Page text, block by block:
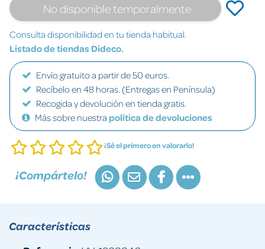
No disponible temporalmente
Consulta disponibilidad en tu tienda habitual.
Listado de tiendas Dideco.
Envío gratuito a partir de 50 euros.
Recíbelo en 48 horas. (Entregas en Península)
Recogida y devolución en tienda gratis.
Más sobre nuestra política de devoluciones
¡Sé el primero en valorarlo!
¡Compártelo!
Características